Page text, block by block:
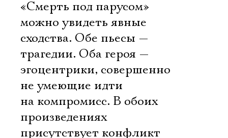
«Смерть под парусом»
можно увидеть явные
сходства. Обе пьесы —
трагедии. Оба героя —
эгоцентрики, совершенно
не умеющие идти
на компромисс. В обоих
произведениях
присутствует конфликт